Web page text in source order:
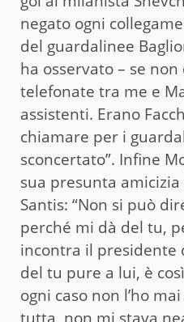
negato ogni
del guardalinee
ha osservato – se
telefonate tra me e
assistenti. Erano
chiamare per i
sconcertato”. Infine
sua presunta amicizia
Santis: “Non si può
perché mi dà del tu,
incontra il presidente
del tu pure a lui, è
ogni caso non l’ho